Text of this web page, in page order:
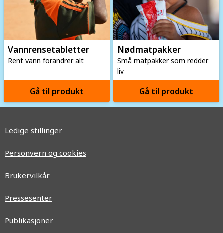
Vannrense­tabletter
Rent vann forandrer alt
Gå til produkt
Nødmatpakker
Små matpakker som redder
liv
Gå til produkt
Ledige stillinger
Personvern og cookies
Brukervilkår
Pressesenter
Publikasjoner